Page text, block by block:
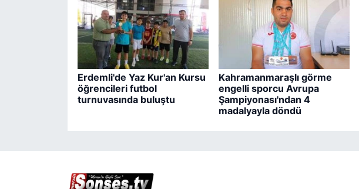
Erdemli'de Yaz Kur'an Kursu
öğrencileri futbol
turnuvasında buluştu
Kahramanmaraşlı görme
engelli sporcu Avrupa
Şampiyonası'ndan 4
madalyayla döndü